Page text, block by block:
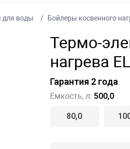
для воды Бойлеры косвенного
Термо-
нагрева
Гарантия 2 года
Емкость, л: 500,0
80,0